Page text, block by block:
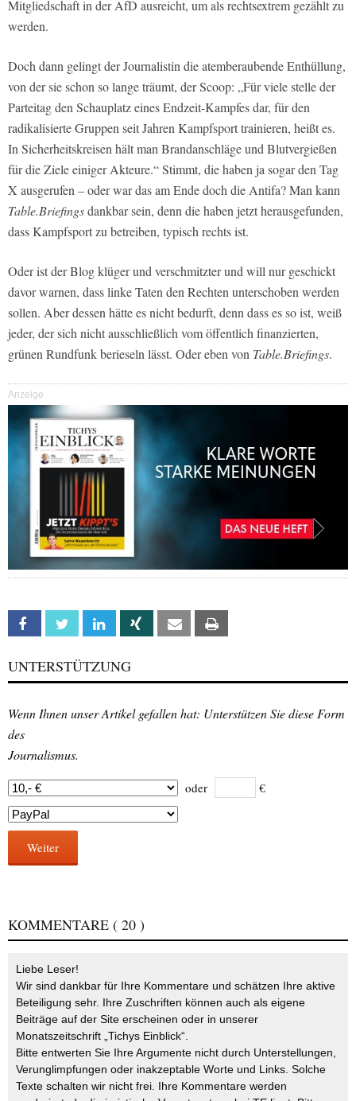
Mitgliedschaft in der AfD ausreicht, um als rechtsextrem gezählt zu
werden.
Doch dann gelingt der Journalistin die atemberaubende Enthüllung,
von der sie schon so lange träumt, der Scoop: „Für viele stelle der
Parteitag den Schauplatz eines Endzeit-Kampfes dar, für den
radikalisierte Gruppen seit Jahren Kampfsport trainieren, heißt es.
In Sicherheitskreisen hält man Brandanschläge und Blutvergießen
für die Ziele einiger Akteure.“ Stimmt, die haben ja sogar den Tag
X ausgerufen – oder war das am Ende doch die Antifa? Man kann
Table.Briefingsdankbar sein, denn die haben jetzt herausgefunden,
dass Kampfsport zu betreiben, typisch rechts ist.
Oder ist der Blog klüger und verschmitzter und will nur geschickt
davor warnen, dass linke Taten den Rechten unterschoben werden
sollen. Aber dessen hätte es nicht bedurft, denn dass es so ist, weiß
jeder, der sich nicht ausschließlich vom öffentlich finanzierten,
grünen Rundfunk berieseln lässt. Oder eben von Table.Briefings.
Anzeige
Facebook Twitter Linkedin Xing Email
UNTERSTÜTZUNG
Wenn Ihnen unser Artikel gefallen hat: Unterstützen Sie diese Form
des
Journalismus.
oder €
Weiter
KOMMENTARE ( 20 )
Liebe Leser!
Wir sind dankbar für Ihre Kommentare und schätzen Ihre aktive
Beteiligung sehr. Ihre Zuschriften können auch als eigene
Beiträge auf der Site erscheinen oder in unserer
Monatszeitschrift „Tichys Einblick“.
Bitte entwerten Sie Ihre Argumente nicht durch Unterstellungen,
Verunglimpfungen oder inakzeptable Worte und Links. Solche
Texte schalten wir nicht frei. Ihre Kommentare werden